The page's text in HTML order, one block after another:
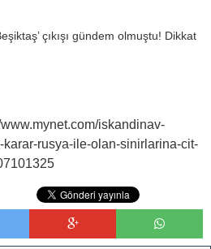
çıkışı gündem olmuştu! Dikkat
iskandinav-
rusya-ile-olan-sinirlarina-cit-